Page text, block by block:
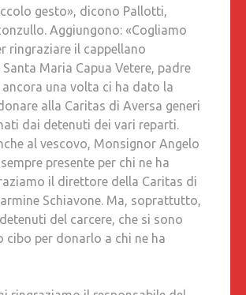
gesto», dicono Pallotti,
Aggiungono: «Cogliamo
ringraziare il cappellano
Maria Capua Vetere, padre
ancora una volta ci ha dato la
alla Caritas di Aversa generi
dai detenuti dei vari reparti.
al vescovo, Monsignor Angelo
presente per chi ne ha
il direttore della Caritas di
Schiavone. Ma, soprattutto,
del carcere, che si sono
cibo per donarlo a chi ne ha